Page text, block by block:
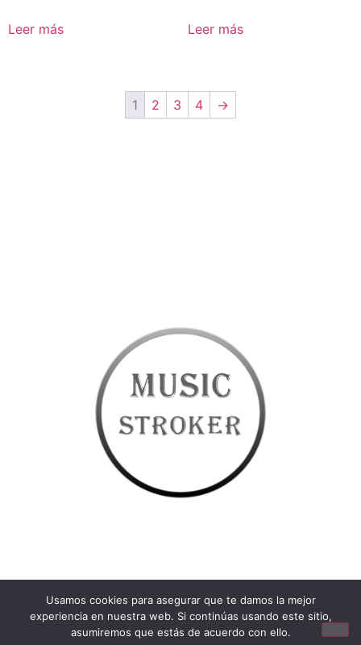
Leer más Leer más
1 2 3 4 →
Usamos cookies para asegurar que te damos la mejor
experiencia en nuestra web. Si continúas usando este sitio,
asumiremos que estás de acuerdo con ello.